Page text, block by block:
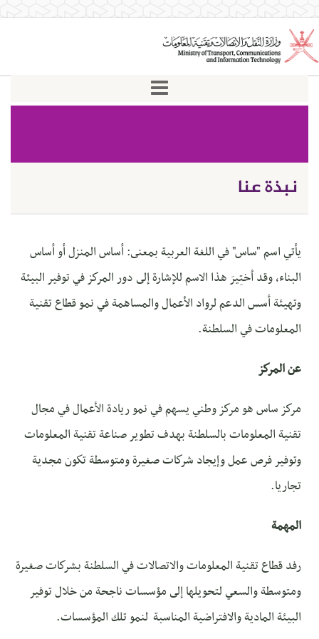
نبذة عنا
يأتي اسم "ساس" في اللغة العربية بمعنى: أساس المنزل أو أساس
البناء، وقد اُختِيرَ هذا الاسم للإشارة إلى دور المركز في توفير البيئة
وتهيئة أسس الدعم لرواد الأعمال والمساهمة في نمو قطاع تقنية
المعلومات في السلطنة.
عن المركز
مركز ساس هو مركز وطني يسهم في نمو ريادة الأعمال في مجال
تقنية المعلومات بالسلطنة بهدف تطوير صناعة تقنية المعلومات
وتوفير فرص عمل وإيجاد شركات صغيرة ومتوسطة تكون مجدية
تجاريا.
المهمة
رفد قطاع تقنية المعلومات والاتصالات في السلطنة بشركات صغيرة
ومتوسطة والسعي لتحويلها إلى مؤسسات ناجحة من خلال توفير
البيئة المادية والافتراضية المناسبة لنمو تلك المؤسسات.